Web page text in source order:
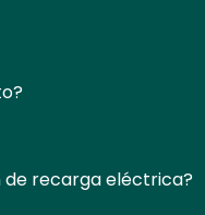
recarga eléctrica?